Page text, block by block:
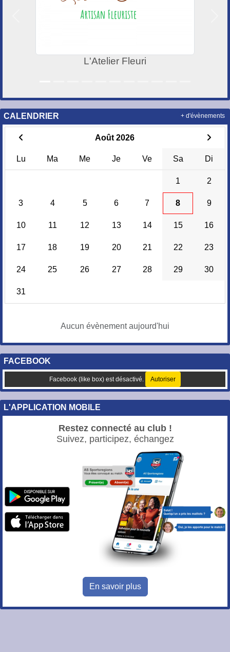
L'Atelier Fleuri
CALENDRIER
Août 2026
Lu Ma Me Je Ve Sa Di
1 2
3 4 5 6 7 8 9
10 11 12 13 14 15 16
17 18 19 20 21 22 23
24 25 26 27 28 29 30
31
Aucun évènement aujourd'hui
+ d'évènements
FACEBOOK
Facebook (like box) est désactivé. Autoriser
L'APPLICATION MOBILE
Restez connecté au club !
Suivez, participez, échangez
En savoir plus